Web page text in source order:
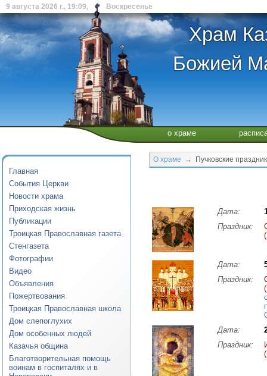
9 августа 2026 г., 19:09, Воскресенье
Храм
Божией
о храме
Главная
События Церкви
Новости храма
Приходская жизнь
Публикации
Троицкая Православная газета
Стенгазета
Фотографии
Видео
Объявления
Пожертвования
Троицкая Православная школа
Дом слепоглухих
Дом особенных людей
Казачья община
Благотворительная помощь
воинам в госпиталях и в
О храме → Пучковские
Дата:
Праздник:
Дата:
Праздник:
Дата:
Праздник: